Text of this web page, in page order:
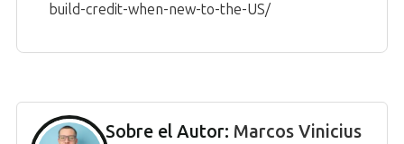
build-credit-when-new-to-the-US/
Sobre el Autor: Marcos Vinicius